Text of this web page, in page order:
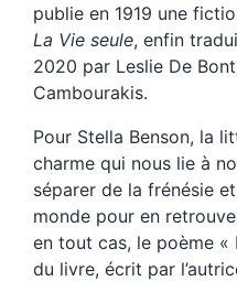
publie en 1919 une
La Vie seule, enfin
2020 par Leslie De
Cambourakis.
Pour Stella Benson, la
charme qui nous lie à
séparer de la frénésie
monde pour en
en tout cas, le poème «
du livre, écrit par